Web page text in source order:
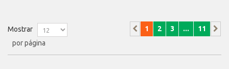
Mostrar
por página
1 2 3 ... 11